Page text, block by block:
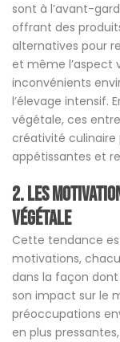
sont à l’avant-
offrant des
alternatives pour
et même l’aspect
inconvénients
l’élevage intensif.
végétale, ces
créativité culinaire
appétissantes et
2. Les
Végétale
Cette tendance
motivations,
dans la façon
son impact sur le
préoccupations
en plus